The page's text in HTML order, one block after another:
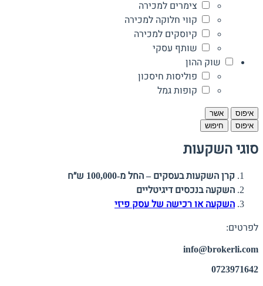
צימרים למכירה
קווי חלוקה למכירה
קיוסקים למכירה
שותף עסקי
שוק ההון
פוליסות חיסכון
קופות גמל
איפוס
אשר
איפוס
חיפוש
סוגי השקעות
קרן השקעות בעסקים – החל מ-100,000 ש״ח
השקעה בנכסים דיגיטליים
השקעה או רכישה של עסק פיזי
לפרטים:
info@brokerli.com
0723971642